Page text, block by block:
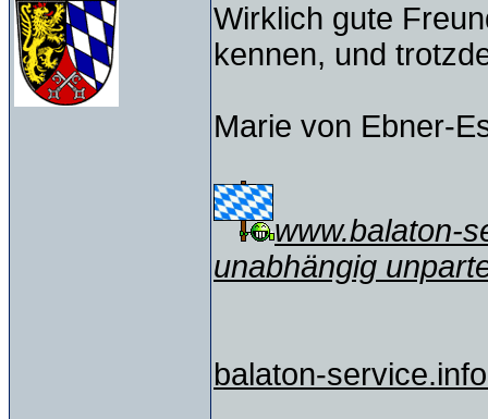
Wirklich gute
kennen, und
Marie von Ebner-
www.balaton-
unabhängig
balaton-